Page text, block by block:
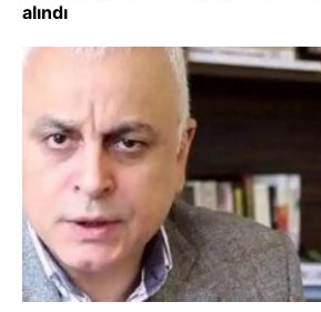
alındı